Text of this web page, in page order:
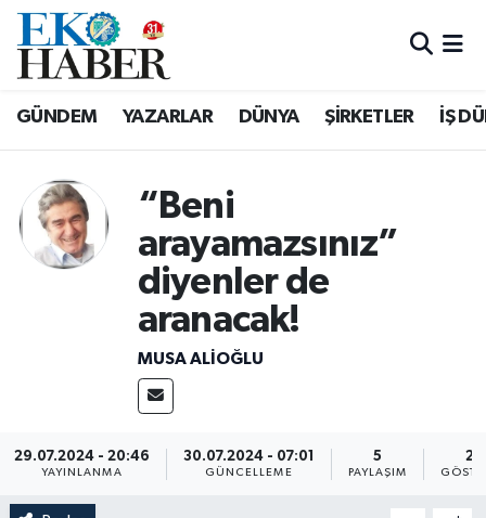
GÜNDEM YAZARLAR DÜNYA ŞİRKETLER İŞ
“Beni
arayamazsınız”
diyenler de
aranacak!
MUSA ALIOĞLU
29.07.2024 - 20:46
YAYINLANMA
30.07.2024 - 07:01
GÜNCELLEME
5
PAYLAŞIM
27
Hava Durumu
Süper Lig Puan Durumu ve Fikstür
Tüm Manşetler
Son Dakika Haberleri
Haber Arşivi